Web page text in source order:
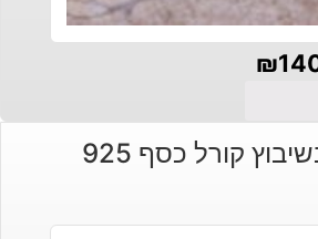
₪
קורל כסף 925